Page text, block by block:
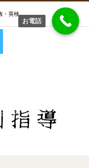
・英検
者の権利
権利
お電話